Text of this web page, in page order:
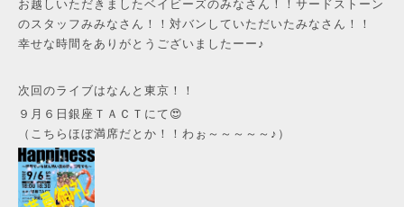
お越しいただきましたベイビーズのみなさん！！サードストーン
のスタッフみみなさん！！対バンしていただいたみなさん！！
幸せな時間をありがとうございましたーー♪
次回のライブはなんと東京！！
９月６日銀座ＴＡＣＴにて😍
（こちらほぼ満席だとか！！わぉ～～～～～♪）